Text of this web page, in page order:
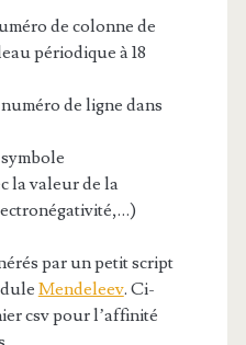
de colonne de
périodique à 18
de ligne dans
la valeur de la
par un petit script
Mendeleev. Ci-
csv pour l’affinité